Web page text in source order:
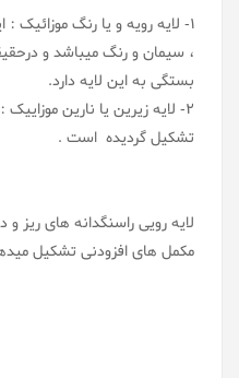
1- لایه رویه و یا رنگ موزائیک : این لایه شامل
، سیمان و رنگ میباشد و
بستگی به این لایه دارد.
2- لایه زیرین یا نارین
تشکیل گردیده است .
لایه رویی راسنگدانه های ریز
مکمل های افزودنی تشکیل